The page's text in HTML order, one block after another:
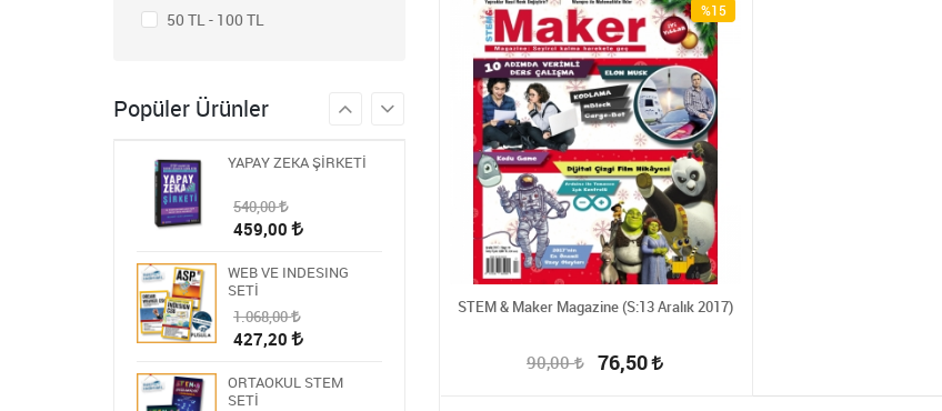
50 TL - 100 TL
Popüler Ürünler
986,00
394,40
YAPAY ZEKA ŞİRKETİ
540,00
459,00
WEB VE INDESING
SETİ
1.068,00
427,20
ORTAOKUL STEM
SETİ
STEM & Maker Magazine (S:13 Aralık 2017)
90,00 76,50
%15